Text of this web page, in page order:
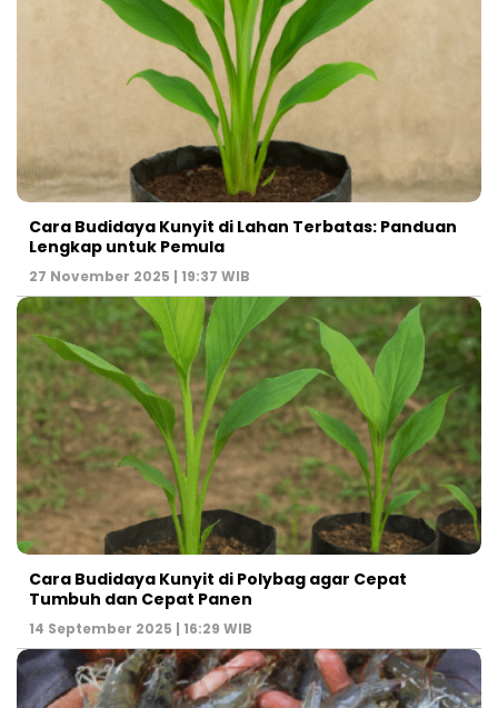
Cara Budidaya Kunyit di Lahan Terbatas: Panduan
Lengkap untuk Pemula
27 November 2025 | 19:37 WIB
Cara Budidaya Kunyit di Polybag agar Cepat
Tumbuh dan Cepat Panen
14 September 2025 | 16:29 WIB